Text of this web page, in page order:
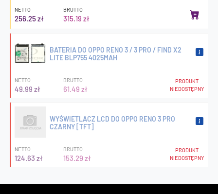
NETTO
256.25 zł
BRUTTO
315.19 zł
BATERIA DO OPPO RENO 3 / 3 PRO / FIND X2
LITE BLP755 4025MAH
NETTO
49.99 zł
BRUTTO
61.49 zł
PRODUKT
NIEDOSTĘPNY
WYŚWIETLACZ LCD DO OPPO RENO 3 PRO
CZARNY [TFT]
NETTO
124.63 zł
BRUTTO
153.29 zł
PRODUKT
NIEDOSTĘPNY